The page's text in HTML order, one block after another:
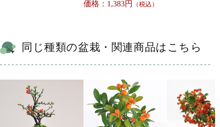
価格：1,383円
（税込）
同じ種類の盆栽・関連商品はこちら